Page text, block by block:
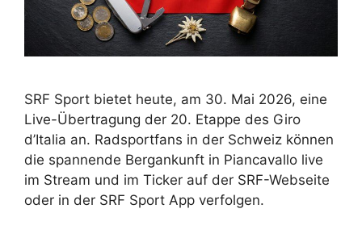
SRF Sport bietet heute, am 30. Mai 2026, eine
Live-Übertragung der 20. Etappe des Giro
d’Italia an. Radsportfans in der Schweiz können
die spannende Bergankunft in Piancavallo live
im Stream und im Ticker auf der SRF-Webseite
oder in der SRF Sport App verfolgen.